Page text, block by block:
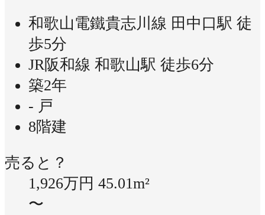
和歌山電鐵貴志川線 田中口駅 徒
歩5分
JR阪和線 和歌山駅 徒歩6分
築2年
- 戸
8階建
売ると？
1,926万円 45.01m²
〜